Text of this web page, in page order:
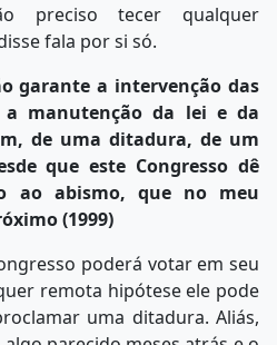
preciso tecer qualquer
fala por si só.
garante a intervenção das
a manutenção da lei e da
de uma ditadura, de um
que este Congresso dê
ao abismo, que no meu
(1999)
poderá votar em seu
remota hipótese ele pode
uma ditadura. Aliás,